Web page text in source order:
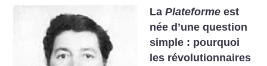
LaPlateforme est
née d’une question
simple : pourquoi
les révolutionnaires